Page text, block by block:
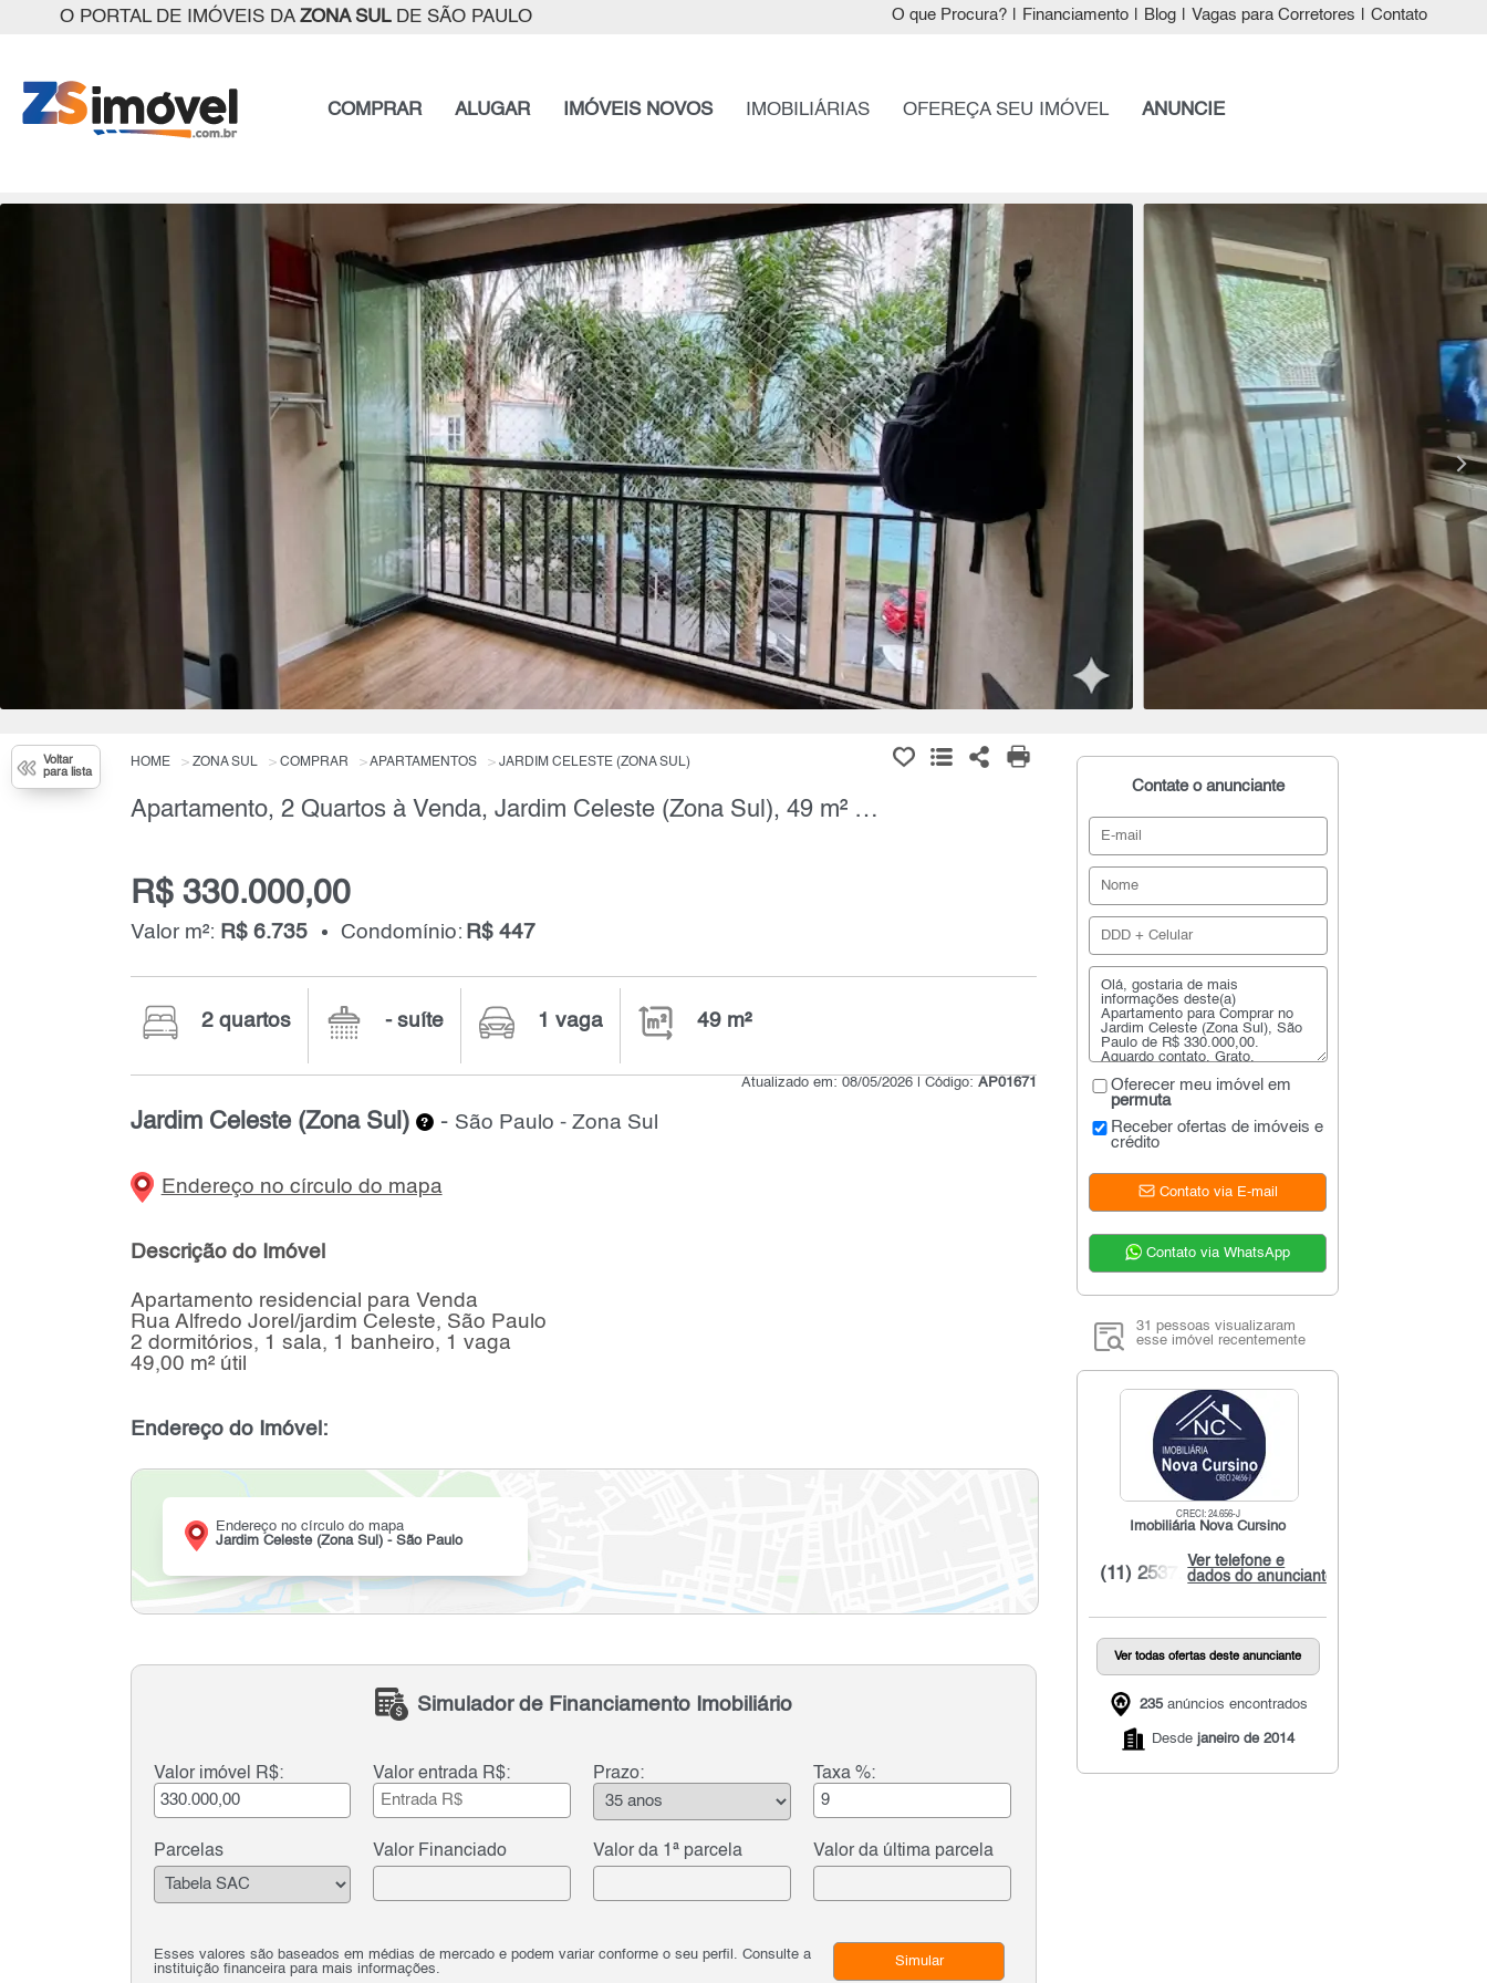
O PORTAL DE IMÓVEIS DA ZONA SULDE SÃO PAULO O que Procura? Financiamento Blog Vagas para Corretores Contato
COMPRAR ALUGAR IMÓVEIS NOVOS IMOBILIÁRIAS OFEREÇA SEU IMÓVEL ANUNCIE
Voltar
para lista
HOME ZONA SUL COMPRAR APARTAMENTOS JARDIM CELESTE (ZONA SUL)
Apartamento, 2 Quartos à Venda, Jardim Celeste (Zona Sul), 49 m² por R$ 330.000,00
R$ 330.000,00
Valor m²: R$ 6.735 Condomínio: R$ 447
2 quartos - suíte 1 vaga 49 m²
Atualizado em: 08/05/2026 | Código:AP01671
Jardim Celeste (Zona Sul) - São Paulo - Zona Sul
Endereço no círculo do mapa
Descrição do Imóvel
Apartamento residencial para Venda
Rua Alfredo Jorel/jardim Celeste, São Paulo
2 dormitórios, 1 sala, 1 banheiro, 1 vaga
49,00 m² útil
Endereço do Imóvel:
Endereço no círculo do mapa
Jardim Celeste (Zona Sul) - São Paulo
Simulador de Financiamento Imobiliário
Valor imóvel R$: Valor entrada R$: Prazo: Taxa %:
Parcelas Valor Financiado Valor da 1ª parcela Valor da última parcela
Esses valores são baseados em médias de mercado e podem variar conforme o seu perfil. Consulte a
instituição financeira para mais informações.
Simular
Contate o anunciante
Oferecer meu imóvel em
permuta
Receber ofertas de imóveis e
crédito
Contato via E-mail
Contato via WhatsApp
31 pessoas visualizaram
esse imóvel recentemente
CRECI: 24.656-J
Imobiliária Nova Cursino
Ver telefone e
dados do anunciante
(11) 2537...
Ver todas ofertas deste anunciante
235anúncios encontrados
Desde janeiro de 2014